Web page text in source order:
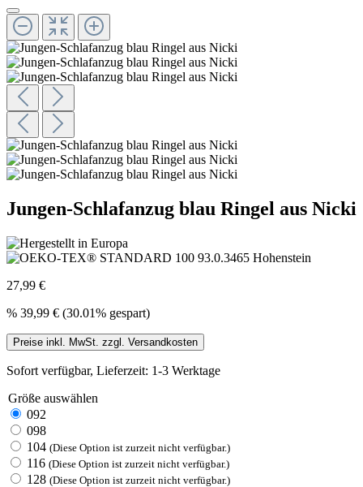
Jungen-Schlafanzug blau Ringel aus Nicki
27,99 €
% 39,99 € (30.01% gespart)
Preise inkl. MwSt. zzgl. Versandkosten
Sofort verfügbar, Lieferzeit: 1-3 Werktage
Größe auswählen
092
098
104 (Diese Option ist zurzeit nicht verfügbar.)
116 (Diese Option ist zurzeit nicht verfügbar.)
128 (Diese Option ist zurzeit nicht verfügbar.)